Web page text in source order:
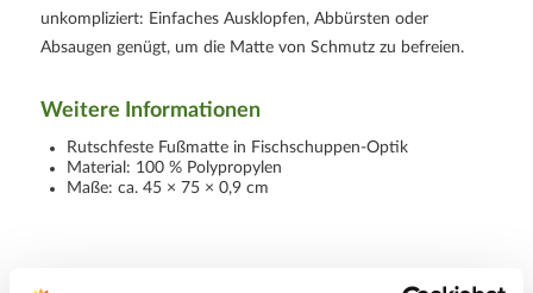
unkompliziert: Einfaches Ausklopfen, Abbürsten oder
Absaugen genügt, um die Matte von Schmutz zu befreien.
Weitere Informationen
Rutschfeste Fußmatte in Fischschuppen-Optik
Material: 100 % Polypropylen
Maße: ca. 45 × 75 × 0,9 cm